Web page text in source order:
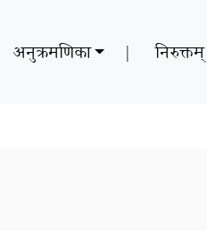
अनुक्रमणिका | निरुक्तम्